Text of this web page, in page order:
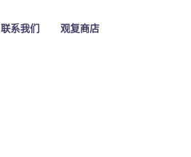
联系我们 观复商店